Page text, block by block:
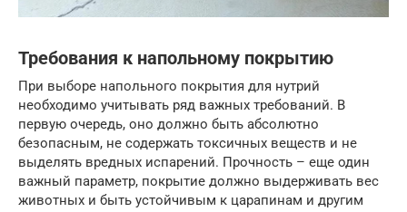
Требования к напольному покрытию
При выборе напольного покрытия для нутрий
необходимо учитывать ряд важных требований. В
первую очередь, оно должно быть абсолютно
безопасным, не содержать токсичных веществ и не
выделять вредных испарений. Прочность – еще один
важный параметр, покрытие должно выдерживать вес
животных и быть устойчивым к царапинам и другим